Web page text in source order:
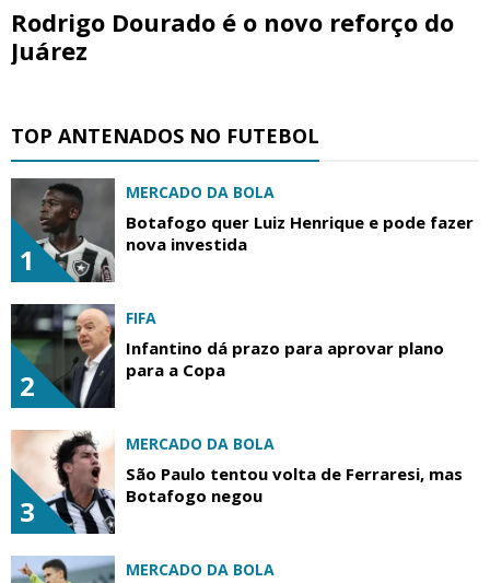
Rodrigo Dourado é o novo reforço do
Juárez
TOP ANTENADOS NO FUTEBOL
1
MERCADO DA BOLA
Botafogo quer Luiz Henrique e pode fazer
nova investida
2
FIFA
Infantino dá prazo para aprovar plano
para a Copa
3
MERCADO DA BOLA
São Paulo tentou volta de Ferraresi, mas
Botafogo negou
MERCADO DA BOLA